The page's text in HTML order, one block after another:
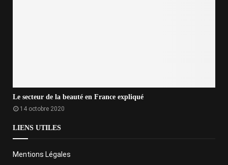
Le secteur de la beauté en France expliqué
14 octobre 2020
LIENS UTILES
Mentions Légales